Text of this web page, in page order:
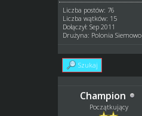
Liczba postów: 76
Liczba wątków: 15
Dołączył: Sep 2011
Drużyna: Polonia Siemowo
Szukaj
Champion
Początkujący